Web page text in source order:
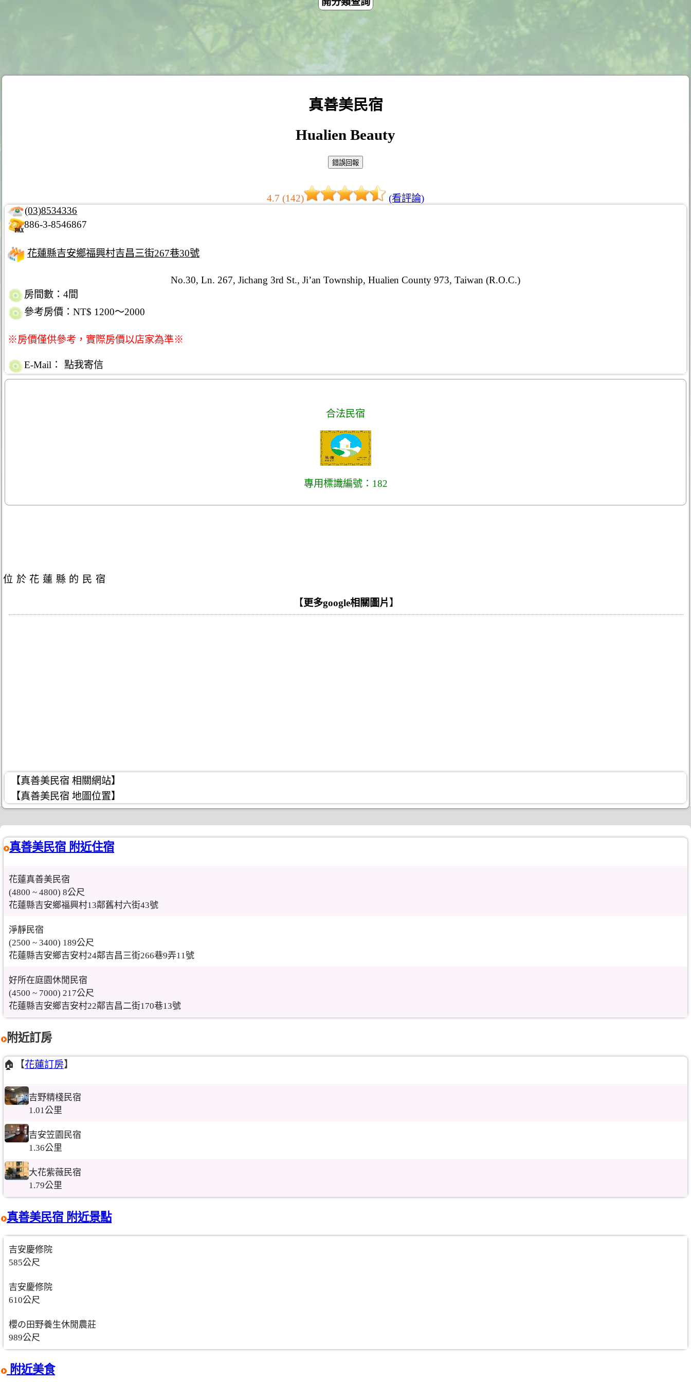
真善美民宿
Hualien Beauty
4.7 (142)
(看評論)
(03)8534336
886-3-8546867
花蓮縣吉安鄉福興村吉昌三街267巷30號
No.30, Ln. 267, Jichang 3rd St., Ji’an Township, Hualien County 973, Taiwan (R.O.C.)
房間數：4間
參考房價：NT$ 1200～2000
※房價僅供參考，實際房價以店家為準※
E-Mail： 點我寄信
合法民宿
專用標識編號：182
位於花蓮縣的民宿
【 更多google相關圖片 】
【真善美民宿 相關網站】
【真善美民宿 地圖位置】
真善美民宿 附近住宿
花蓮真善美民宿
(4800 ~ 4800) 8公尺
花蓮縣吉安鄉福興村13鄰舊村六街43號
淨靜民宿
(2500 ~ 3400) 189公尺
花蓮縣吉安鄉吉安村24鄰吉昌三街266巷9弄11號
好所在庭園休閒民宿
(4500 ~ 7000) 217公尺
花蓮縣吉安鄉吉安村22鄰吉昌二街170巷13號
附近訂房
🏠【花蓮訂房】
吉野精棧民宿
1.01公里
吉安笠園民宿
1.36公里
大花紫薇民宿
1.79公里
真善美民宿 附近景點
吉安慶修院
585公尺
吉安慶修院
610公尺
櫻の田野養生休閒農莊
989公尺
附近美食